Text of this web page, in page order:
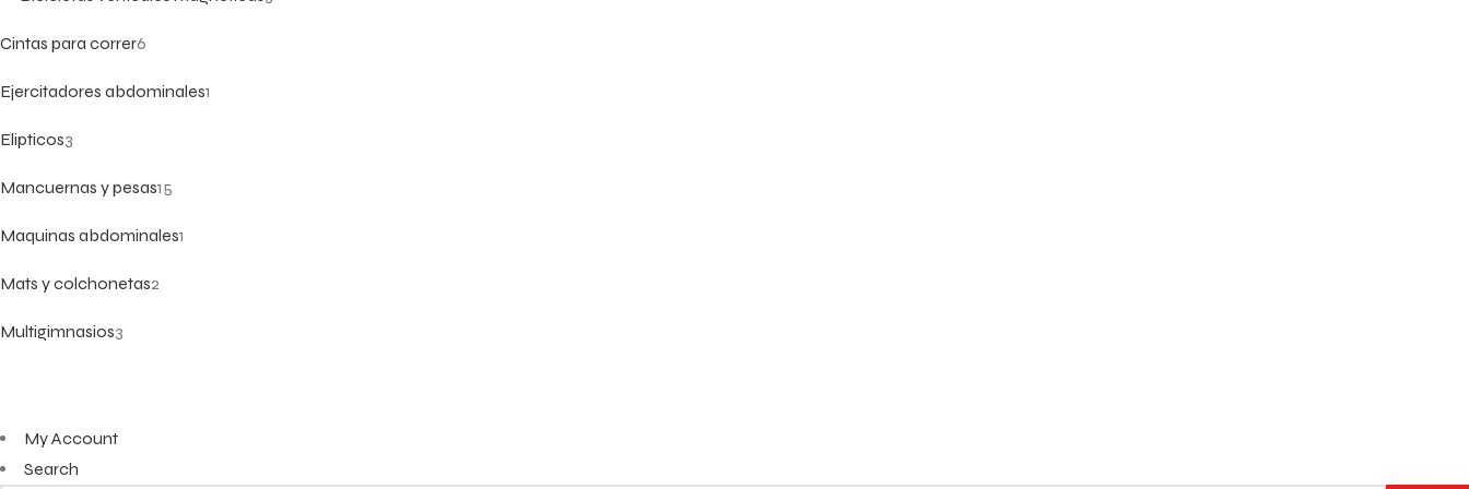
Cintas para correr6
Ejercitadores abdominales1
Elipticos3
Mancuernas y pesas15
Maquinas abdominales1
Mats y colchonetas2
Multigimnasios3
My Account
Search